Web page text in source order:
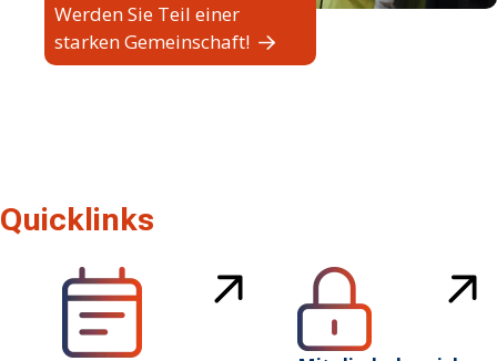
Werden Sie Teil einer
starken Gemeinschaft!
Quicklinks